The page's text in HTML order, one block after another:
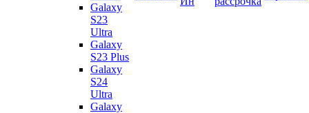
Galaxy
S23
Ultra
Galaxy
S23 Plus
Galaxy
S24
Ultra
Galaxy